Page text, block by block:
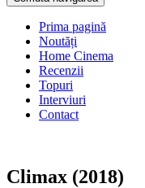
Prima pagină
Noutăți
Home Cinema
Recenzii
Topuri
Interviuri
Contact
Climax (2018)